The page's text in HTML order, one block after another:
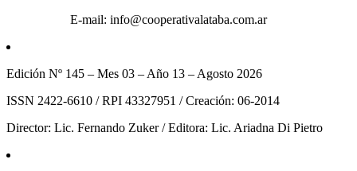
E-mail: info@cooperativalataba.com.ar
Edición Nº 145 – Mes 03 – Año 13 – Agosto 2026
ISSN 2422-6610 / RPI 43327951 / Creación: 06-2014
Director: Lic. Fernando Zuker / Editora: Lic. Ariadna Di Pietro